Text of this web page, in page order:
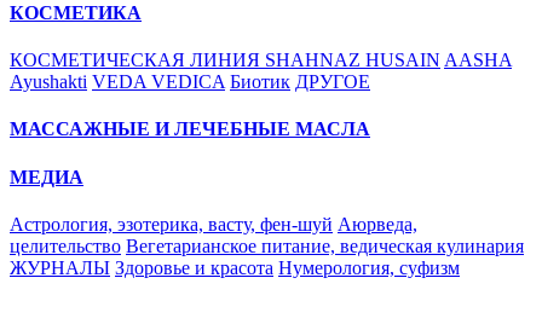
КОСМЕТИКА
КОСМЕТИЧЕСКАЯ ЛИНИЯ SHAHNAZ HUSAIN AASHA
Ayushakti VEDA VEDICA Биотик ДРУГОЕ
МАССАЖНЫЕ И ЛЕЧЕБНЫЕ МАСЛА
МЕДИА
Астрология, эзотерика, васту, фен-шуй Аюрведа,
целительство Вегетарианское питание, ведическая кулинария
ЖУРНАЛЫ Здоровье и красота Нумерология, суфизм